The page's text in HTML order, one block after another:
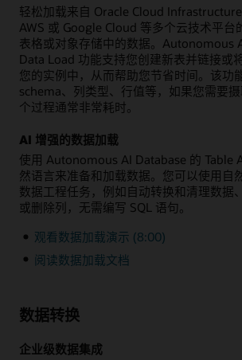
轻松加载来自 Oracle Cloud Infrastructure
AWS 或 Google Cloud 等多个云技术平台
表格或对象存储中的数据。Autonomous
Data Load 功能支持您创建新表并链接或
您的实例中，从而帮助您节省时间。该功
schema、列类型、行值等，如果您需要
个过程通常非常耗时。
AI 增强的数据加载
使用 Autonomous AI Database 的 Table
然语言来准备和加载数据。您可以使用自
数据工程任务，例如自动转换和清理数据
或删除列，无需编写 SQL 语句。
观看数据加载演示 (8:00)
阅读数据加载文档
数据转换
企业级数据集成